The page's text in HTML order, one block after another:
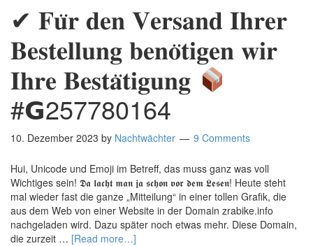
✔ 𝐅𝐮̈𝐫 𝐝𝐞𝐧 𝐕𝐞𝐫𝐬𝐚𝐧𝐝 𝐈𝐡𝐫𝐞𝐫
𝐁𝐞𝐬𝐭𝐞𝐥𝐥𝐮𝐧𝐠 𝐛𝐞𝐧𝐨̈𝐭𝐢𝐠𝐞𝐧 𝐰𝐢𝐫
𝐈𝐡𝐫𝐞 𝐁𝐞𝐬𝐭𝐚̈𝐭𝐢𝐠𝐮𝐧𝐠
#𝗚257780164
10. Dezember 2023 by Nachtwächter 9 Comments
Hui, Unicode und Emoji im Betreff, das muss ganz was voll
Wichtiges sein! 𝕯𝖆 𝖑𝖆𝖈𝖍𝖙 𝖒𝖆𝖓 𝖏𝖆 𝖘𝖈𝖍𝖔𝖓 𝖛𝖔𝖗 𝖉𝖊𝖒 𝕷𝖊𝖘𝖊𝖓! Heute steht
mal wieder fast die ganze „Mitteilung“ in einer tollen Grafik, die
aus dem Web von einer Website in der Domain zrabike.info
nachgeladen wird. Dazu später noch etwas mehr. Diese Domain,
die zurzeit … [Read more…]